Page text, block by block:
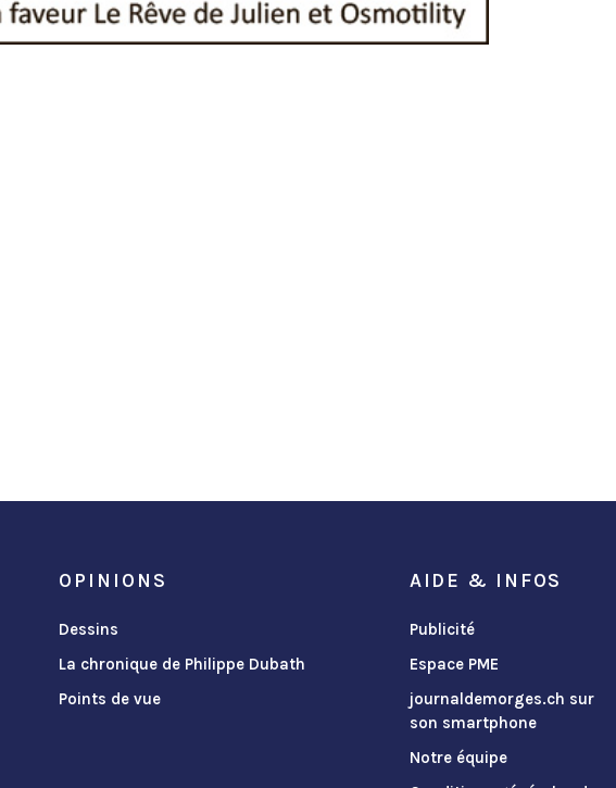
OPINIONS
Dessins
La chronique de Philippe Dubath
Points de vue
AIDE & INFOS
Publicité
Espace PME
journaldemorges.ch sur
son smartphone
Notre équipe